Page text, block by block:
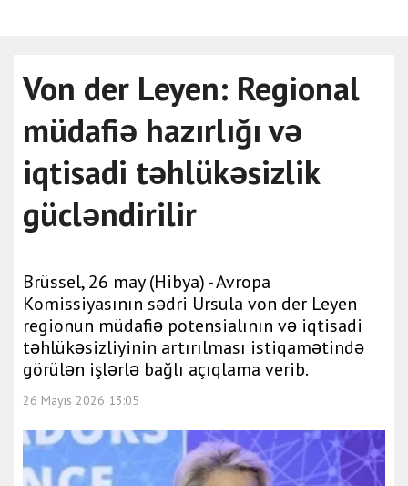
Von der Leyen: Regional
müdafiə hazırlığı və
iqtisadi təhlükəsizlik
gücləndirilir
Brüssel, 26 may (Hibya) - Avropa
Komissiyasının sədri Ursula von der Leyen
regionun müdafiə potensialının və iqtisadi
təhlükəsizliyinin artırılması istiqamətində
görülən işlərlə bağlı açıqlama verib.
26 Mayıs 2026 13:05